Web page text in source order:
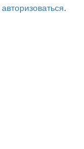
авторизоваться.